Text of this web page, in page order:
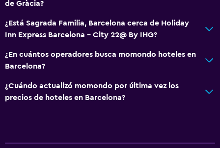
General
Piso de parquet o madera noble
Sofá
de Gràcia?
¿Está Sagrada Familia, Barcelona cerca de Holiday
Inn Express Barcelona - City 22@ By IHG?
¿En cuántos operadores busca momondo hoteles en
Barcelona?
¿Cuándo actualizó momondo por última vez los
precios de hoteles en Barcelona?